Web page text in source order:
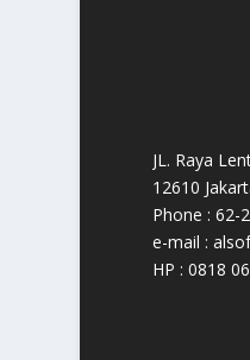
JL. Raya
12610
Phone : 62-
e-mail :
HP : 0818